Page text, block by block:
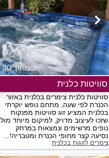
1 מתוך 30
סוויטות כלנית
סוויטות כלנית צימרים בכלנית באזור
הכנרת לפי שעה, מתחם נופש יוקרתי
בכלנית המציע זוג סוויטות מפנקות
שזכו לעיצוב מדויק, למיקום מיוחד מול
נופים מרשימים ונמצאות במרחק
נסיעה קצר מחופי הכנרת ומטבריה!...
צימרים לזוגות בכלנית